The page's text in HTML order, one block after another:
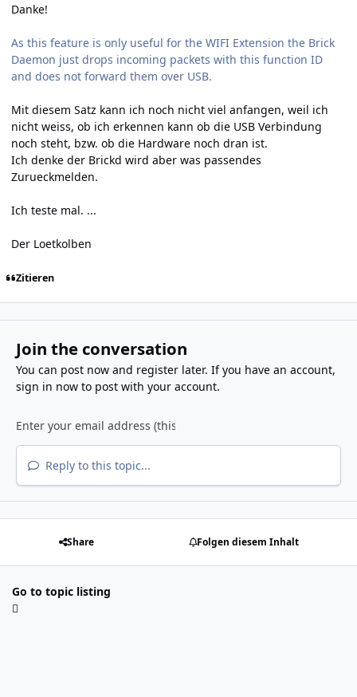
Danke!
As this feature is only useful for the WIFI Extension the Brick
Daemon just drops incoming packets with this function ID
and does not forward them over USB.
Mit diesem Satz kann ich noch nicht viel anfangen, weil ich
nicht weiss, ob ich erkennen kann ob die USB Verbindung
noch steht, bzw. ob die Hardware noch dran ist.
Ich denke der Brickd wird aber was passendes
Zurueckmelden.
Ich teste mal. ...
Der Loetkolben
Zitieren
Join the conversation
You can post now and register later. If you have an account,
sign in nowto post with your account.
Reply to this topic...
Share Folgen diesem Inhalt
Go to topic listing